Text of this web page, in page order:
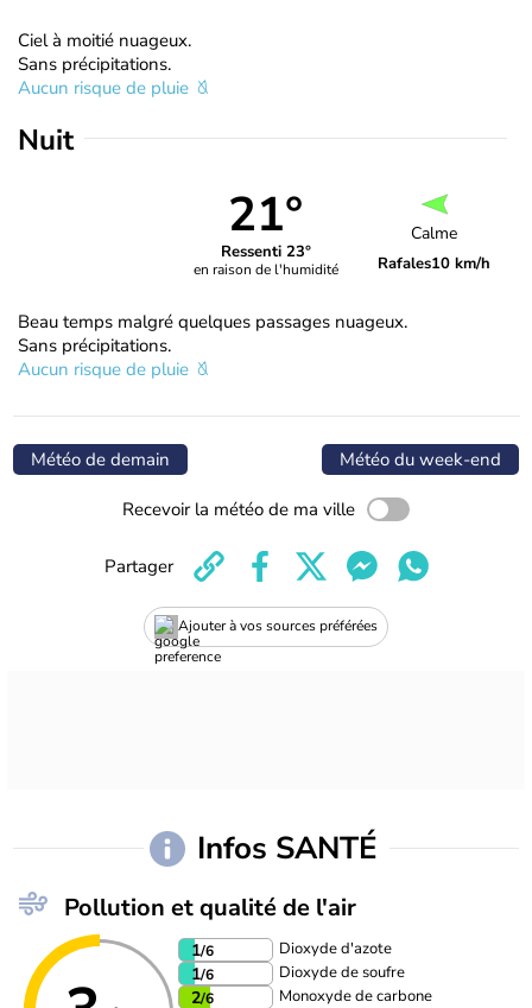
Ciel à moitié nuageux.
Sans précipitations.
Aucun risque de pluie
Nuit
21°
Ressenti 23°
en raison de l'humidité
Calme
Rafales10 km/h
Beau temps malgré quelques passages nuageux.
Sans précipitations.
Aucun risque de pluie
Météo de demain Météo du week-end
Recevoir la météo de ma ville
Ajouter à vos sources préférées
Partager
Infos SANTÉ
Pollution et qualité de l'air
1/6 Dioxyde d'azote
1/6 Dioxyde de soufre
2/6 Monoxyde de carbone